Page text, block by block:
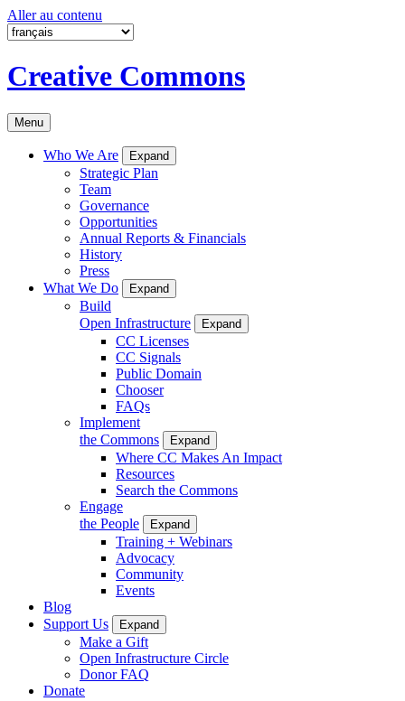
Aller au contenu
Creative Commons
Menu
Who We Are Expand
Strategic Plan
Team
Governance
Opportunities
Annual Reports & Financials
History
Press
What We Do
Expand
Build
Open Infrastructure
Expand
CC Licenses
CC Signals
Public Domain
Chooser
FAQs
Implement
the Commons
Expand
Where CC Makes An Impact
Resources
Search the Commons
Engage
the People
Expand
Training + Webinars
Advocacy
Community
Events
Blog
Support Us
Expand
Make a Gift
Open Infrastructure Circle
Donor FAQ
Donate